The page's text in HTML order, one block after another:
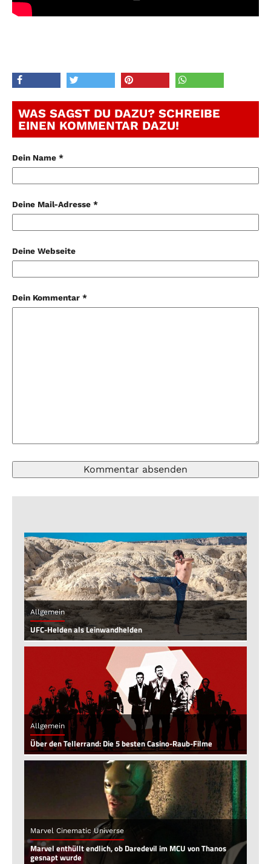
WAS SAGST DU DAZU? SCHREIBE
EINEN KOMMENTAR DAZU!
Dein Name *
Deine Mail-Adresse *
Deine Webseite
Dein Kommentar *
Allgemein
UFC-Helden als Leinwandhelden
Allgemein
Über den Tellerrand: Die 5 besten Casino-Raub-Filme
Marvel Cinematic Universe
Marvel enthüllt endlich, ob Daredevil im MCU von Thanos
gesnapt wurde